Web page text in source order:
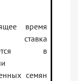
время
ставка
в
семян